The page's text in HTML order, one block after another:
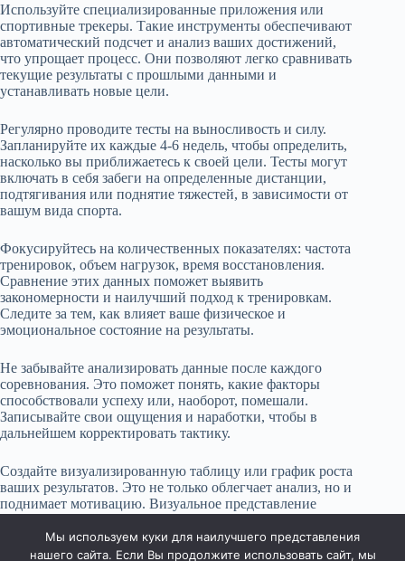
Используйте специализированные приложения или
спортивные трекеры. Такие инструменты обеспечивают
автоматический подсчет и анализ ваших достижений,
что упрощает процесс. Они позволяют легко сравнивать
текущие результаты с прошлыми данными и
устанавливать новые цели.
Регулярно проводите тесты на выносливость и силу.
Запланируйте их каждые 4-6 недель, чтобы определить,
насколько вы приближаетесь к своей цели. Тесты могут
включать в себя забеги на определенные дистанции,
подтягивания или поднятие тяжестей, в зависимости от
вашум вида спорта.
Фокусируйтесь на количественных показателях: частота
тренировок, объем нагрузок, время восстановления.
Сравнение этих данных поможет выявить
закономерности и наилучший подход к тренировкам.
Следите за тем, как влияет ваше физическое и
эмоциональное состояние на результаты.
Не забывайте анализировать данные после каждого
соревнования. Это поможет понять, какие факторы
способствовали успеху или, наоборот, помешали.
Записывайте свои ощущения и наработки, чтобы в
дальнейшем корректировать тактику.
Создайте визуализированную таблицу или график роста
ваших результатов. Это не только облегчает анализ, но и
поднимает мотивацию. Визуальное представление
сохранять фокус на цели.
Мы используем куки для наилучшего представления
нашего сайта. Если Вы продолжите использовать сайт, мы